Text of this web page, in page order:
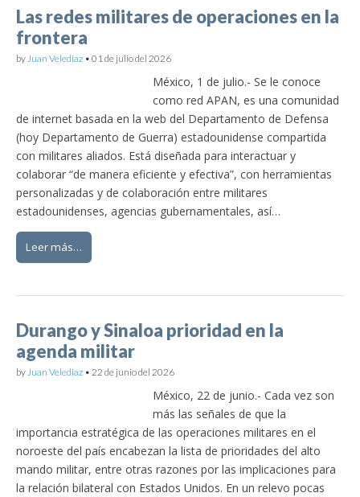
Las redes militares de operaciones en la
frontera
by Juan Velediaz • 01 de julio del 2026
México, 1 de julio.- Se le conoce
como red APAN, es una comunidad
de internet basada en la web del Departamento de Defensa
(hoy Departamento de Guerra) estadounidense compartida
con militares aliados. Está diseñada para interactuar y
colaborar “de manera eficiente y efectiva”, con herramientas
personalizadas y de colaboración entre militares
estadounidenses, agencias gubernamentales, así…
Leer más…
Durango y Sinaloa prioridad en la
agenda militar
by Juan Velediaz • 22 de junio del 2026
México, 22 de junio.- Cada vez son
más las señales de que la
importancia estratégica de las operaciones militares en el
noroeste del país encabezan la lista de prioridades del alto
mando militar, entre otras razones por las implicaciones para
la relación bilateral con Estados Unidos. En un relevo pocas